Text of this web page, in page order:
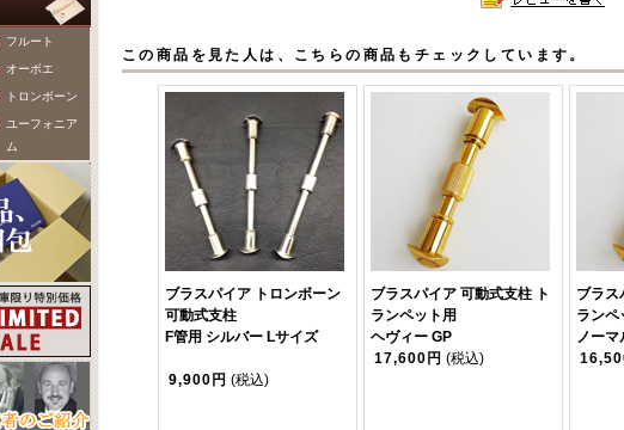
フルート
オーボエ
トロンボーン
ユーフォニア
ム
この商品を見た人は、こちらの商品もチェックしています。
ブラスパイア トロンボーン
可動式支柱
F管用 シルバー Lサイズ
9,900円 (税込)
ブラスパイア 可動式支柱 ト
ランペット用
ヘヴィー GP
17,600円 (税込)
ブラス
ランペ
ノーマ